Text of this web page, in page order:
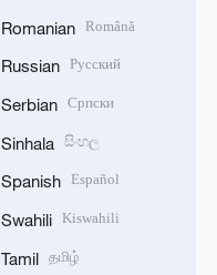
Romanian Română
Russian Русский
Serbian Српски
Sinhala සිංහල
Spanish Español
Swahili Kiswahili
Tamil தமிழ்